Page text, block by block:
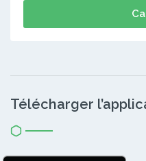
Télécharger